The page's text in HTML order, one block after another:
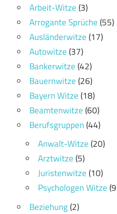
Arbeit-Witze(3)
Arrogante Sprüche(55)
Ausländerwitze(17)
Autowitze(37)
Bankerwitze(42)
Bauernwitze(26)
Bayern Witze(18)
Beamtenwitze(60)
Berufsgruppen(44)
Anwalt-Witze(20)
Arztwitze(5)
Juristenwitze(10)
Psychologen Witze
Beziehung(2)